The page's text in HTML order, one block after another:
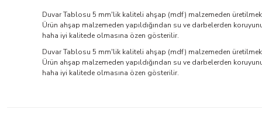
Duvar Tablosu 5 mm'lik kaliteli ahşap (mdf) malzemeden
Ürün ahşap malzemeden yapıldığından su ve darbelerden
haha iyi kalitede olmasına özen gösterilir.
Duvar Tablosu 5 mm'lik kaliteli ahşap (mdf) malzemeden
Ürün ahşap malzemeden yapıldığından su ve darbelerden
haha iyi kalitede olmasına özen gösterilir.